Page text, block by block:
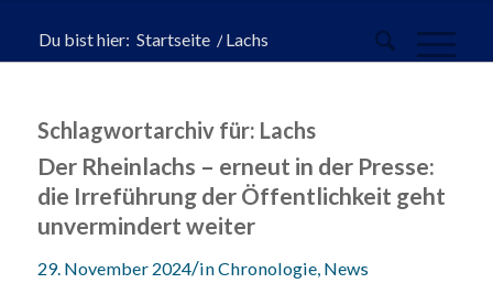
Du bist hier: Startseite / Lachs
Schlagwortarchiv für: Lachs
Der Rheinlachs – erneut in der Presse:
die Irreführung der Öffentlichkeit geht
unvermindert weiter
29. November 2024/inChronologie, News